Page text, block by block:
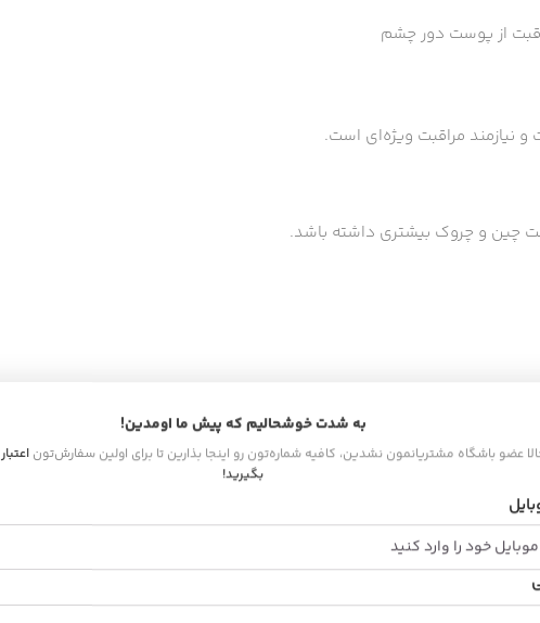
مراقبت ویژه‌ای است.
چین و چروک بیشتری داشته باشد.
می‌شود.
باید به ترتیب و با محصولات مخصوص به نوع پوست انجام شوند.
به شدت خوشحالیم که پیش ما اومدین!
عضو باشگاه مشتریانمون نشدین، کافیه شماره‌تون رو اینجا بذارین تا برای اولین سفارش‌تون
بگیرید!